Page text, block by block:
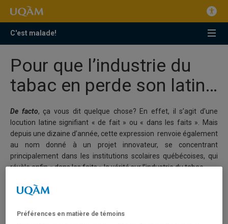
C'est malade!
Pour que l’industrie du
tabac en perde son latin…
De facto, ça vous dit quelque chose? En effet, il s’agit d’une
locution latine signifiant « de fait » ou « dans les faits ». Mais
depuis une dizaine d’année, cette expression renvoie également
au nom donné à un projet innovateur, se concentrant
principalement dans les institutions scolaires québécoises, qui
révèle enfin « dans les faits » la vérité sur l’industrie du tabac.
Préférences en matière de témoins